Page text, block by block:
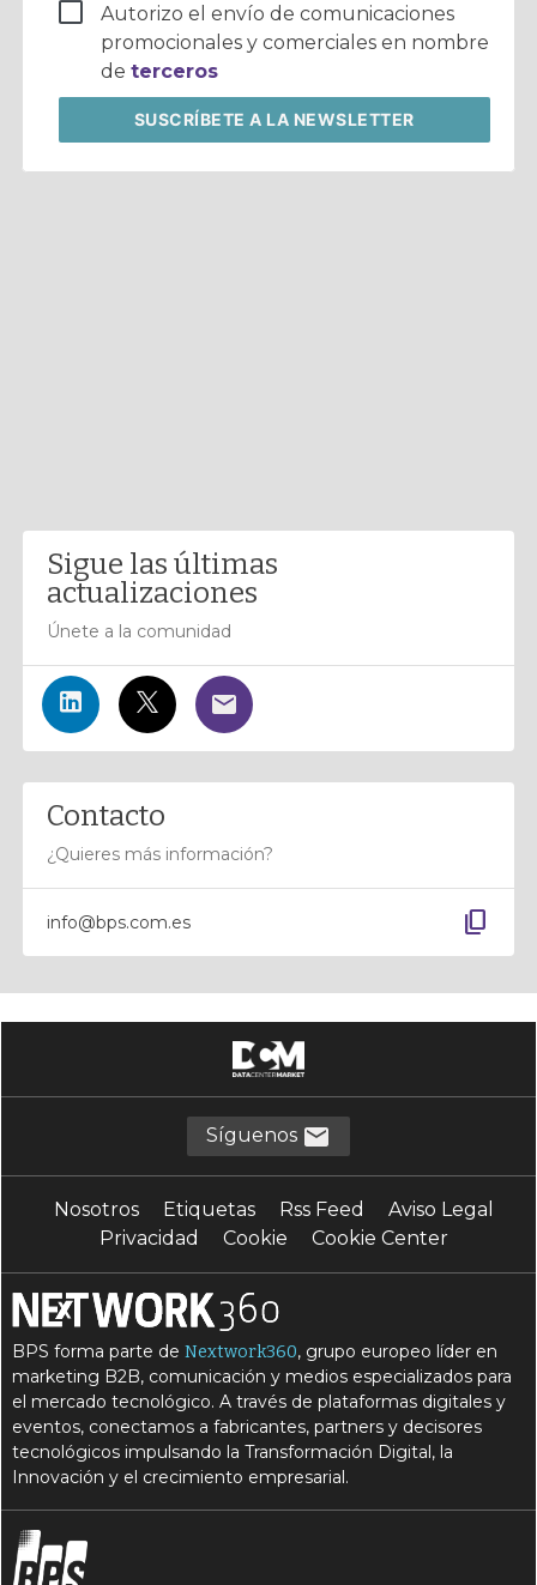
Autorizo el envío de comunicaciones
promocionales y comerciales en nombre
deterceros
SUSCRÍBETEA LA NEWSLETTER
Sigue las últimas
actualizaciones
Únete a la comunidad
Contacto
¿Quieres más información?
info@bps.com.es content_copy
Síguenos
Nosotros Etiquetas Rss Feed
Aviso Legal
Privacidad
Cookie Cookie Center
BPS forma parte deNextwork360, grupo europeo líder en
marketing B2B, comunicación y medios especializados para
el mercado tecnológico. A través de plataformas digitales y
eventos, conectamos a fabricantes, partners y decisores
tecnológicos impulsando la Transformación Digital, la
Innovación y el crecimiento empresarial.